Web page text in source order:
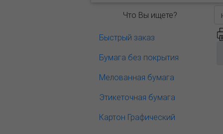
Что Вы ищете?
Быстрый заказ
Бумага без покрытия
Мелованная бумага
Этикеточная бумага
Картон Графический